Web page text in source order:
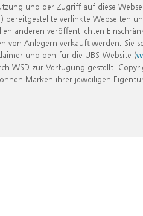
und der Zugriff auf diese
verlinkte Webseiten
anderen veröffentlichten
Anlegern verkauft werden. Sie
und den für die UBS-Website (
zur Verfügung gestellt.
Marken ihrer jeweiligen